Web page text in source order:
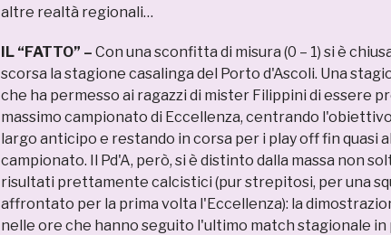
altre realtà regionali…
IL “FATTO” – Con una sconfitta di misura (0 – 1) si è
scorsa la stagione casalinga del Porto d'Ascoli. Una
che ha permesso ai ragazzi di mister Filippini di essere
massimo campionato di Eccellenza, centrando
largo anticipo e restando in corsa per i play off fin quasi
campionato. Il Pd'A, però, si è distinto dalla massa non
risultati prettamente calcistici (pur strepitosi, per una
affrontato per la prima volta l'Eccellenza): la
nelle ore che hanno seguito l'ultimo match stagionale in